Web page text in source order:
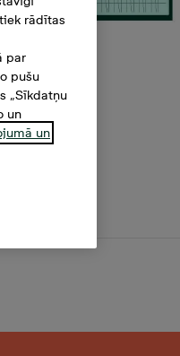
rādītas
par
pušu
„Sīkdatņu
un
un